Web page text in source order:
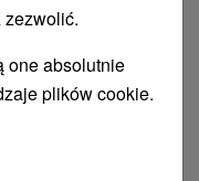
one absolutnie
plików cookie.